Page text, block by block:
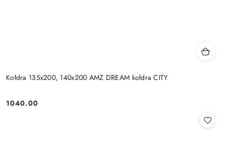
Kołdra 135x200, 140x200 AMZ DREAM kołdra CITY
Cena:
1040.00